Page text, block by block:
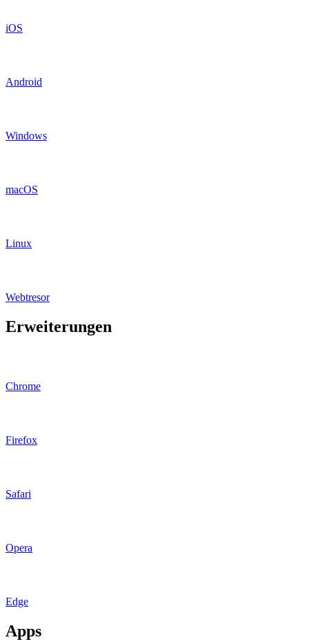
iOS
Android
Windows
macOS
Linux
Webtresor
Erweiterungen
Chrome
Firefox
Safari
Opera
Edge
Apps